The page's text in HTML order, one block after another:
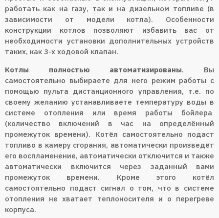
работать как на газу, так и на дизельном топливе (в
зависимости от модели котла). Особенности
конструкции котлов позволяют избавить вас от
необходимости установки дополнительных устройств
таких, как 3-х ходовой клапан.
Котлы полностью автоматизированы. Вы
самостоятельно выбираете для него режим работы с
помощью пульта дистанционного управления, т.е. по
своему желанию устанавливаете температуру воды в
системе отопления или время работы бойлера
(количество включений в час на определённый
промежуток времени). Котёл самостоятельно подаст
топливо в камеру сгорания, автоматически произведёт
его воспламенение, автоматически отключится и также
автоматически включится через заданный вами
промежуток времени. Кроме этого котёл
самостоятельно подаст сигнал о том, что в системе
отопления не хватает теплоносителя и о перегреве
корпуса.